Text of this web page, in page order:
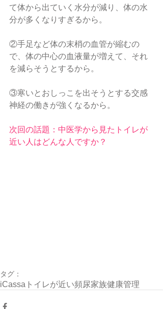
て体から出ていく水分が減り、体の水
分が多くなりすぎるから。
②手足など体の末梢の血管が縮むの
で、体の中心の血液量が増えて、それ
を減らそうとするから。
③寒いとおしっこを出そうとする交感
神経の働きが強くなるから。
次回の話題：中医学から見たトイレが
近い人はどんな人ですか？
タグ：
iCassa トイレが近い頻尿家族健康管理